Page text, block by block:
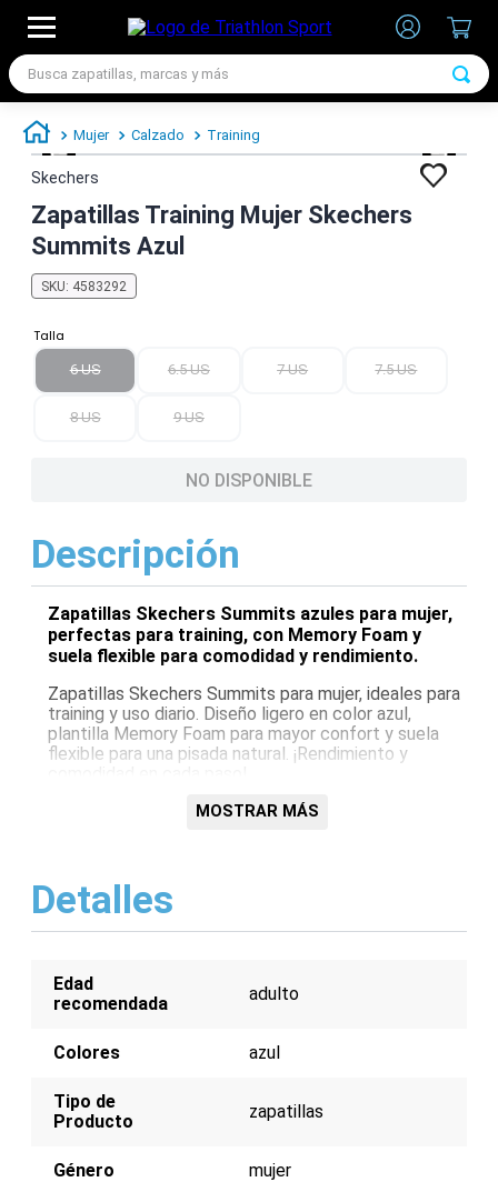
Busca zapatillas, marcas y más
Mujer Calzado Training
Skechers
Zapatillas Training Mujer Skechers
Summits Azul
SKU: 4583292
Talla
6 US 6.5 US 7 US 7.5 US
8 US 9 US
NO DISPONIBLE
Descripción
Zapatillas Skechers Summits azules para mujer,
perfectas para training, con Memory Foam y
suela flexible para comodidad y rendimiento.
Zapatillas Skechers Summits para mujer, ideales para
training y uso diario. Diseño ligero en color azul,
plantilla Memory Foam para mayor confort y suela
flexible para una pisada natural. ¡Rendimiento y
Plantilla Memory Foam
Suela flexible
Ideal para training
MOSTRAR MÁS
Detalles
Edad
recomendada
adulto
Colores azul
Tipo de
Producto
zapatillas
Género mujer
1.
zapatillas futbol
2.
3.
zapatillas adidas hombre
5.
chimpunes
6.
zapatillas nike hombre
zapatillas nike mujer